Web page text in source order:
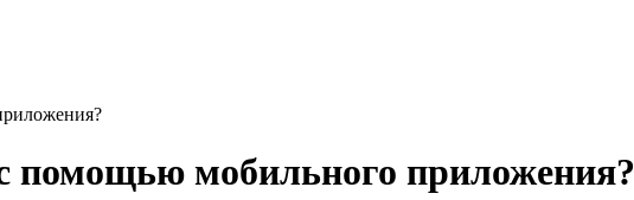
мобильного приложения?